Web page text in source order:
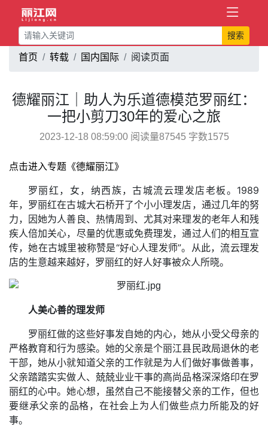
搜索
首页 转载 国内国际 阅读页面
德耀丽江｜助人为乐道德模范罗丽红：
一把小剪刀30年的爱心之旅
2023-12-18 08:59:00 阅读量87545 字数1575
点击进入专题《德耀丽江》
罗丽红，女，纳西族，古城流云理发店老板。1989
年，罗丽红在古城大石桥开了个小小理发店，通过几年的努
力，因她为人善良、热情周到、尤其对来理发的老年人和残
疾人倍加关心，尽量的优惠或免费理发，通过人们的相互宣
传，她在古城里被称赞是“好心人理发师”。从此，流云理发
店的生意越来越好，罗丽红的好人好事被众人所晓。
人美心善的理发师
罗丽红做的这些好事发自她的内心，她从小受父母亲的
严格教育和行为感染。她的父亲是个丽江县民政局退休的老
干部，她从小就知道父亲的工作就是为人们做好事做善事，
父亲踏踏实实做人、兢兢业业干事的高尚品格深深烙印在罗
丽红的心中。她心想，虽然自己不能接替父亲的工作，但也
要继承父亲的品格，在社会上为人们做些点力所能及的好
事。